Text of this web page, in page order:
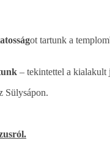
ot tartunk a
– tekintettel a
Sülysápon.